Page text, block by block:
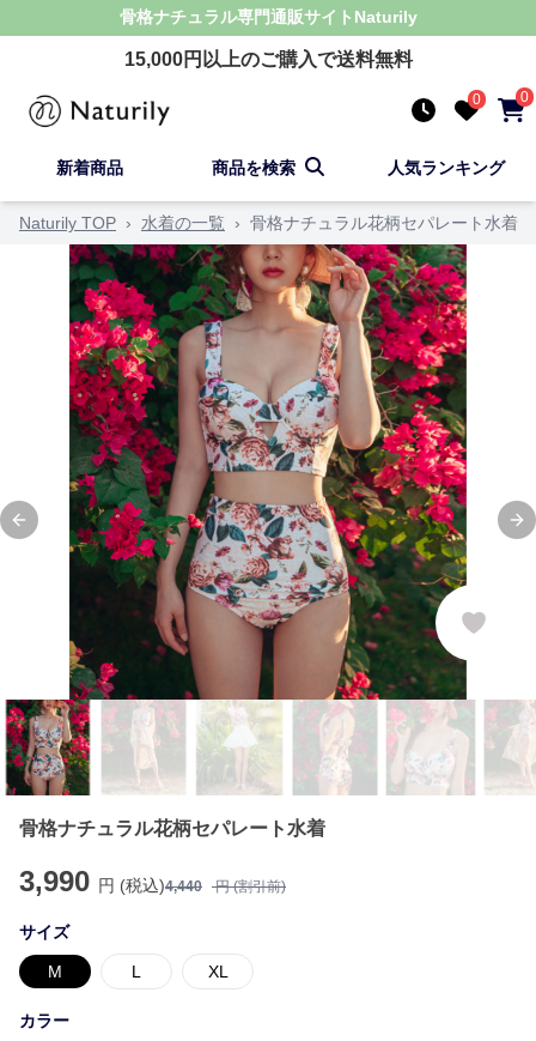
骨格ナチュラル専門通販サイト Naturily
15,000円以上のご購入で送料無料
0 0
新着商品 商品を検索 人気ランキング
Naturily TOP › 水着の一覧 › 骨格ナチュラル花柄セパレート水着
Previous slide
骨格ナチュラル花柄セパレート水着
3,990 円 (税込)4,440 円 (割引前)
サイズ
M L XL
カラー